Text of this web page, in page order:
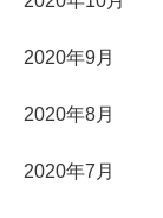
2020年9月
2020年8月
2020年7月